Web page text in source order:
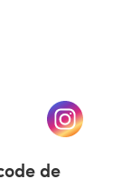
onglet)
dans un(s'ouvre
de